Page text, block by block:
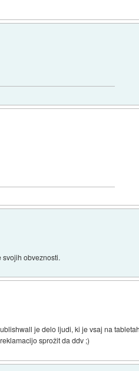
obveznosti.
je delo ljudi, ki je vsaj na
sprožit da ddv ;)